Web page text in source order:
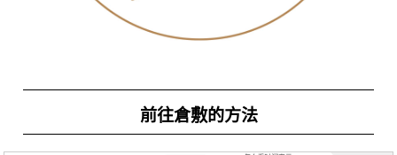
前往倉敷的方法